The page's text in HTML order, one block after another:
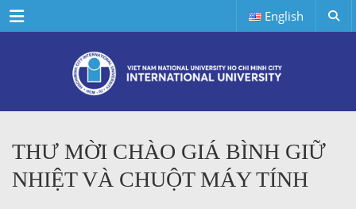
Menu English
THƯ MỜI CHÀO GIÁ BÌNH GIỮ
NHIỆT VÀ CHUỘT MÁY TÍNH